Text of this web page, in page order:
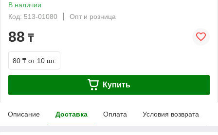
В наличии
Код: 513-01080
Опт и розница
88 ₸
80 ₸ от 10 шт.
Купить
Описание Доставка Оплата Условия возврата